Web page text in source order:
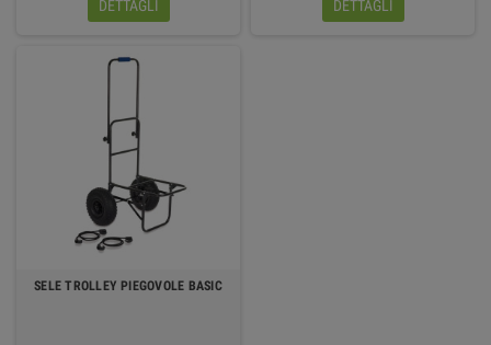
DETTAGLI DETTAGLI
SELE TROLLEY PIEGOVOLE BASIC